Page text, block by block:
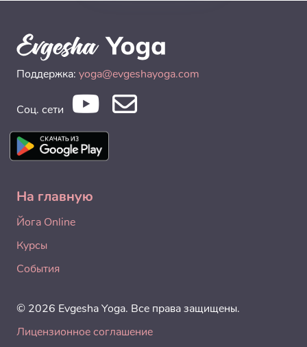
Поддержка: yoga@evgeshayoga.com
Соц. сети
На главную
Йога Online
Курсы
События
© 2026 Evgesha Yoga. Все права защищены.
Лицензионное соглашение